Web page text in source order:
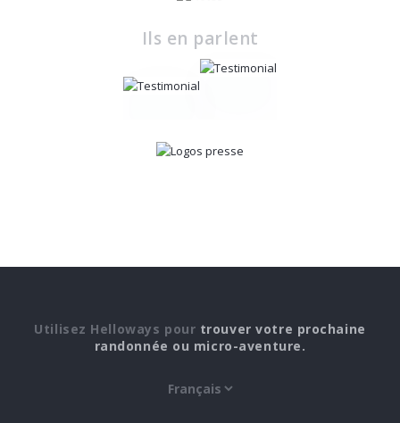
Ils en parlent
Utilisez Helloways pour trouver votre prochaine
randonnée ou micro-aventure.